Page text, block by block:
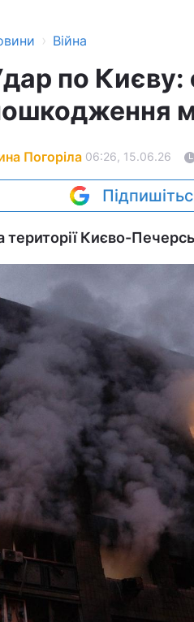
› Війна
по Києву:
Погоріла 06:26, 15.06.26
території Києво-